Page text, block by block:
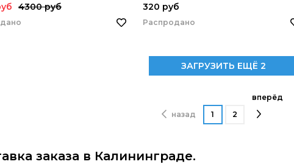
4300 руб 320 руб
Распродано
ЗАГРУЗИТЬ ЕЩЁ 2
назад 1 2
вперёд
заказа в Калининграде.